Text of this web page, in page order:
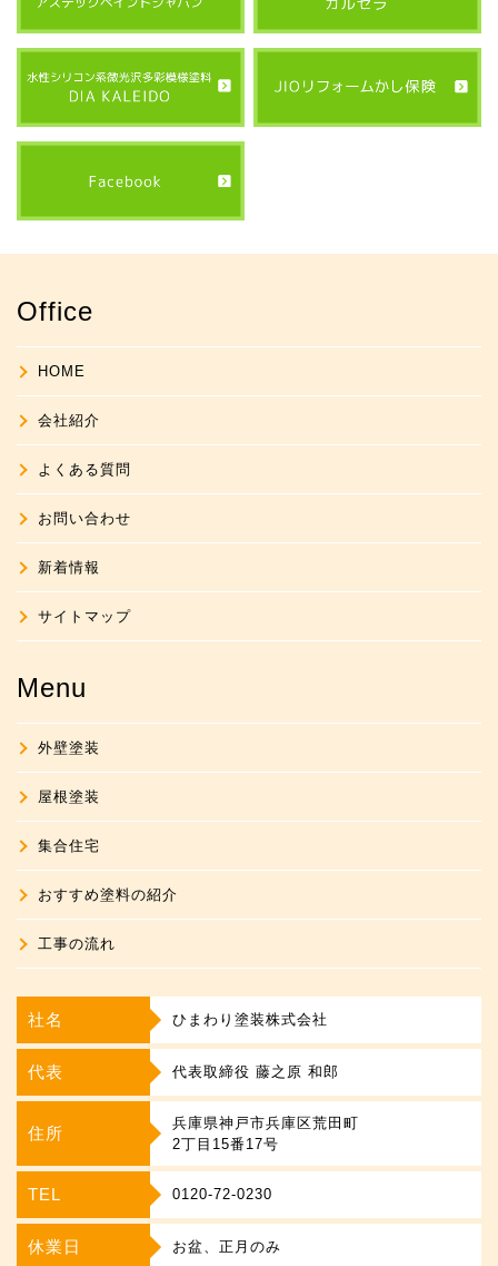
Office
HOME
会社紹介
よくある質問
お問い合わせ
新着情報
サイトマップ
Menu
外壁塗装
屋根塗装
集合住宅
おすすめ塗料の紹介
工事の流れ
社名 ひまわり塗装株式会社
代表 代表取締役 藤之原 和郎
住所
兵庫県神戸市兵庫区荒田町
2丁目15番17号
TEL 0120-72-0230
休業日 お盆、正月のみ